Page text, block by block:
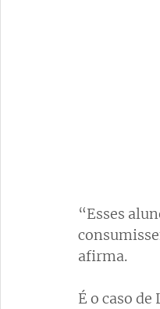
“Esses
afirma.
É o caso